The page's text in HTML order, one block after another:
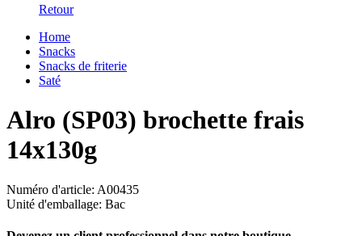
Retour
Home
Snacks
Snacks de friterie
Saté
Alro (SP03) brochette frais
14x130g
Numéro d'article: A00435
Unité d'emballage: Bac